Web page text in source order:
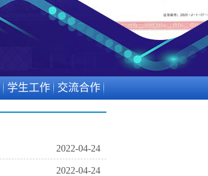
学生工作 交流合作
2022-04-24
2022-04-24